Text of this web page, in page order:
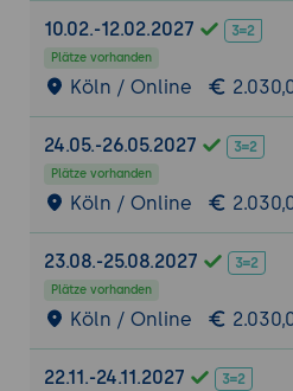
Aufbau und
Warehouses innerhalb
Optimierung der
Abfrageleistung
Materialized Views
Big Data Analytics
Nutzung von Synapse
Verarbeitung und
Datenmengen
Implementierung von
Modellen und
Integration und
10.02.-12.02.2027
Plätze vorhanden
Köln / Online
24.05.-26.05.2027
Plätze vorhanden
Köln / Online
23.08.-25.08.2027
Plätze vorhanden
Köln / Online
22.11.-24.11.2027